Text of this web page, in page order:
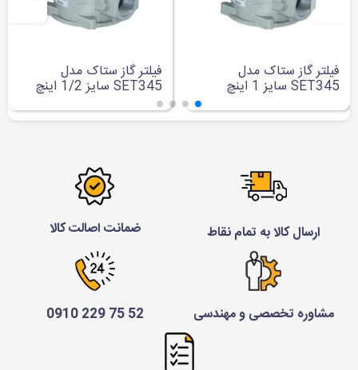
فیلتر گاز ستاک مدل
SET345 سایز 1 اینچ
فیلتر گاز ستاک مدل
SET345 سایز 1/2 اینچ
ارسال کالا به تمام نقاط ضمانت اصالت کالا
مشاوره تخصصی و مهندسی 52 75 229 0910